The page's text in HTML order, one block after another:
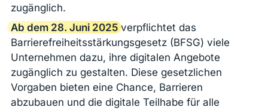
zugänglich.
Ab dem 28. Juni 2025verpflichtet das
Barrierefreiheitsstärkungsgesetz (BFSG) viele
Unternehmen dazu, ihre digitalen Angebote
zugänglich zu gestalten. Diese gesetzlichen
Vorgaben bieten eine Chance, Barrieren
abzubauen und die digitale Teilhabe für alle